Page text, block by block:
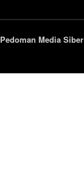
Pedoman Media Siber